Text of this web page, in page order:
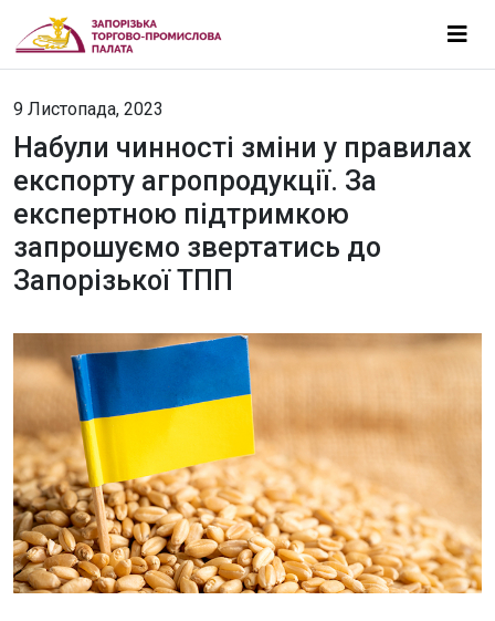
9 Листопада, 2023
Набули чинності зміни у правилах
експорту агропродукції. За
експертною підтримкою
запрошуємо звертатись до
Запорізької ТПП